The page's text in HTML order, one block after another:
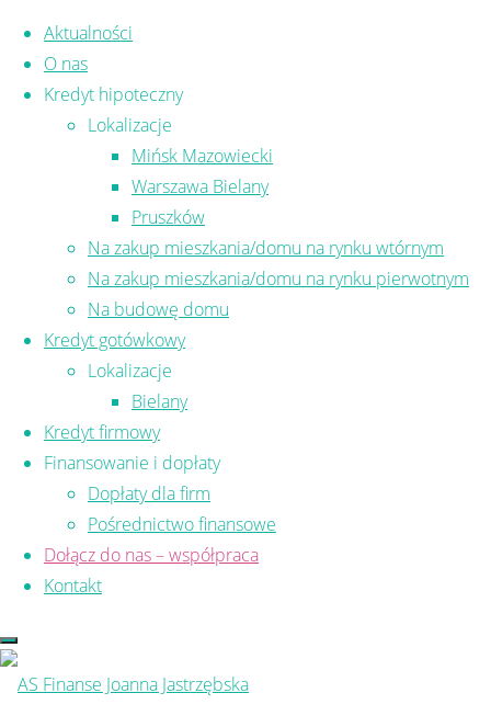
Skip to content
Aktualności
O nas
Kredyt hipoteczny
Lokalizacje
Mińsk Mazowiecki
Warszawa Bielany
Pruszków
Na zakup mieszkania/domu na rynku wtórnym
Na zakup mieszkania/domu na rynku pierwotnym
Na budowę domu
Kredyt gotówkowy
Lokalizacje
Bielany
Kredyt firmowy
Finansowanie i dopłaty
Dopłaty dla firm
Pośrednictwo finansowe
Dołącz do nas – współpraca
Kontakt
KOSZTY KREDYTOWE
doradca finansowy,doradca kredytowy
doradca kredytowy mińsk mazowieck
kredytu,koszty kredytu
mińsk mazowiecki
mazowiecki,
mazowieckii